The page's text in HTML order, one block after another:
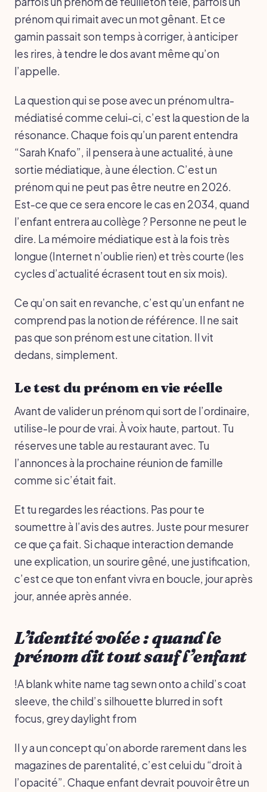
prénom qui rimait avec un mot gênant. Et ce
gamin passait son temps à corriger, à anticiper
les rires, à tendre le dos avant même qu’on
l’appelle.
La question qui se pose avec un prénom ultra-
médiatisé comme celui-ci, c’est la question de la
résonance. Chaque fois qu’un parent entendra
“Sarah Knafo”, il pensera à une actualité, à une
sortie médiatique, à une élection. C’est un
prénom qui ne peut pas être neutre en 2026.
Est-ce que ce sera encore le cas en 2034, quand
l’enfant entrera au collège ? Personne ne peut le
dire. La mémoire médiatique est à la fois très
longue (Internet n’oublie rien) et très courte (les
cycles d’actualité écrasent tout en six mois).
Ce qu’on sait en revanche, c’est qu’un enfant ne
comprend pas la notion de référence. Il ne sait
pas que son prénom est une citation. Il vit
dedans, simplement.
Le test du prénom en vie réelle
Avant de valider un prénom qui sort de l’ordinaire,
utilise-le pour de vrai. À voix haute, partout. Tu
réserves une table au restaurant avec. Tu
l’annonces à la prochaine réunion de famille
comme si c’était fait.
Et tu regardes les réactions. Pas pour te
soumettre à l’avis des autres. Juste pour mesurer
ce que ça fait. Si chaque interaction demande
une explication, un sourire gêné, une justification,
c’est ce que ton enfant vivra en boucle, jour après
jour, année après année.
L’identité volée : quand le
prénom dit tout sauf l’enfant
!A blank white name tag sewn onto a child’s coat
sleeve, the child’s silhouette blurred in soft
focus, grey daylight from
Il y a un concept qu’on aborde rarement dans les
magazines de parentalité, c’est celui du “droit à
l’opacité”. Chaque enfant devrait pouvoir être un